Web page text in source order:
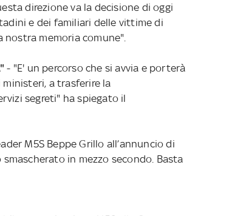
direzione va la decisione di oggi
e dei familiari delle vittime di
memoria comune".
- "E' un percorso che si avvia e porterà
a trasferire la
segreti" ha spiegato il
M5S Beppe Grillo all’annuncio di
in mezzo secondo. Basta